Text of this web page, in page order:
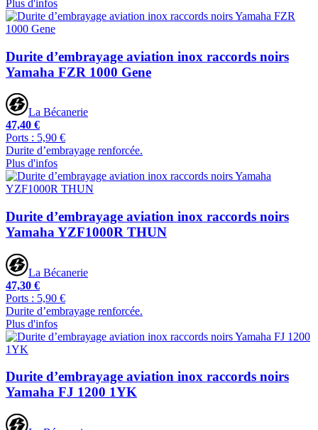
Plus d'infos
Durite d’embrayage aviation inox raccords noirs
Yamaha FZR 1000 Gene
La Bécanerie
47,40 €
Ports : 5,90 €
Durite d’embrayage renforcée.
Plus d'infos
Durite d’embrayage aviation inox raccords noirs
Yamaha YZF1000R THUN
La Bécanerie
47,30 €
Ports : 5,90 €
Durite d’embrayage renforcée.
Plus d'infos
Durite d’embrayage aviation inox raccords noirs
Yamaha FJ 1200 1YK